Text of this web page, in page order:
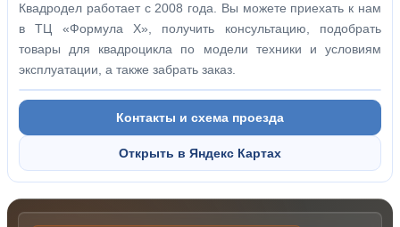
Квадродел работает с 2008 года. Вы можете приехать к нам
в ТЦ «Формула Х», получить консультацию, подобрать
товары для квадроцикла по модели техники и условиям
эксплуатации, а также забрать заказ.
Контакты и схема проезда
Открыть в Яндекс Картах